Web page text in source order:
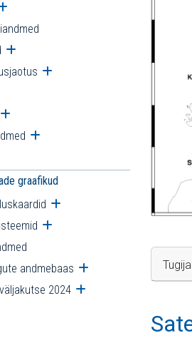
alammenüü
Ava alammenüü
Ava alammenüü
alammenüü
Ava alammenüü
Ava alammenüü
graafikud
Ava alammenüü
Ava alammenüü
andmebaas Ava alammenüü
2024 Ava alammenüü